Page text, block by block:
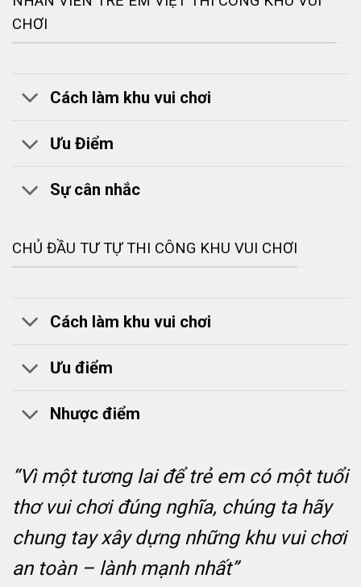
CHƠI
Cách làm khu vui chơi
Ưu Điểm
Sự cân nhắc
CHỦ ĐẦU TƯ TỰ THI CÔNG KHU VUI CHƠI
Cách làm khu vui chơi
Ưu điểm
Nhược điểm
“Vì một tương lai để trẻ em có một tuổi
thơ vui chơi đúng nghĩa, chúng ta hãy
chung tay xây dựng những khu vui chơi
an toàn – lành mạnh nhất”